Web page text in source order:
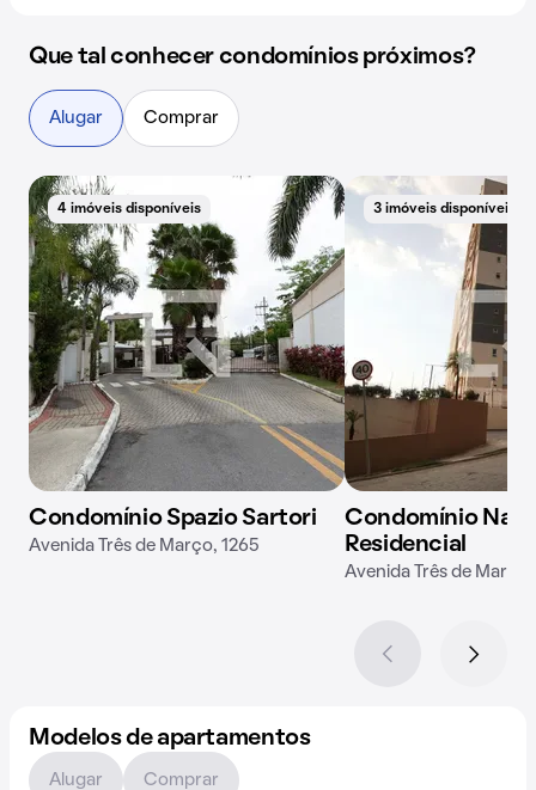
Que tal conhecer condomínios próximos?
Alugar Comprar
4 imóveis disponíveis
Condomínio Spazio Sartori
Avenida Três de Março, 1265
3 imóveis disponíveis
Condomínio
Residencial
Avenida Três de Março,
Modelos de apartamentos
Alugar Comprar